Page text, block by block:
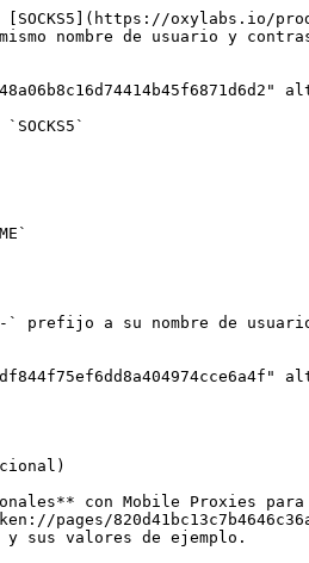
[SOCKS5](https://oxylabs.io/
nombre de usuario y
` prefijo a su nombre de
con Mobile
pages/
sus valores de ejemplo.